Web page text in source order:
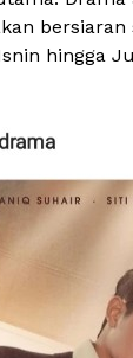
hingga